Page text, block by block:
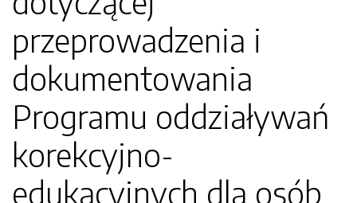
przeprowadzenia i
dokumentowania
Programu oddziaływań
korekcyjno-
edukacyjnych dla osób